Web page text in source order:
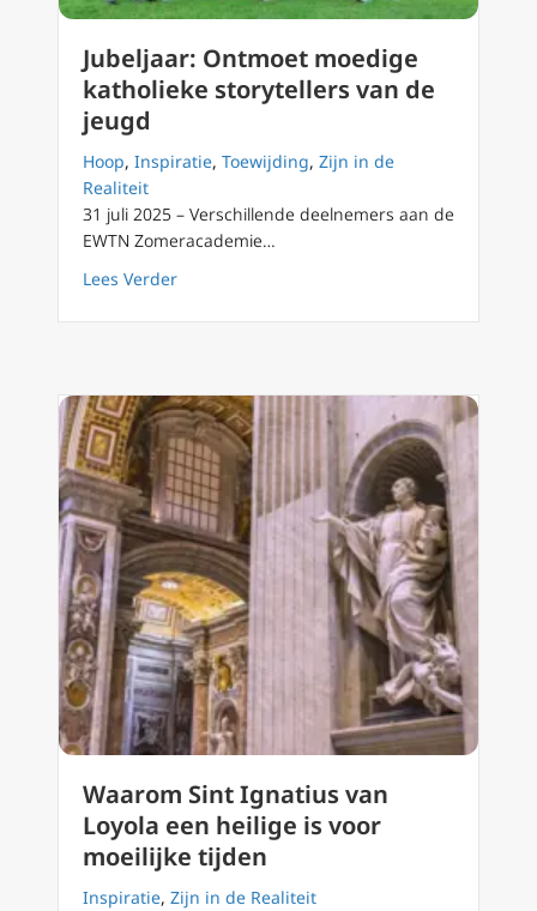
Jubeljaar: Ontmoet moedige
katholieke storytellers van de
jeugd
Hoop, Inspiratie, Toewijding, Zijn in de
Realiteit
31 juli 2025 – Verschillende deelnemers aan de
EWTN Zomeracademie…
Lees Verderabout Jubeljaar: Ontmoet moedige
Waarom Sint Ignatius van
Loyola een heilige is voor
moeilijke tijden
Inspiratie, Zijn in de Realiteit